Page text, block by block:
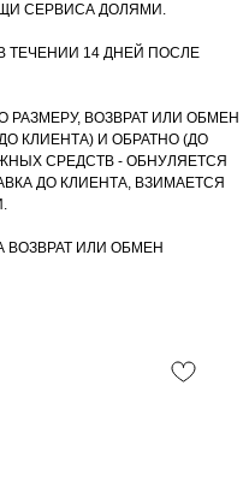
СЕРВИСА ДОЛЯМИ.
ТЕЧЕНИИ 14 ДНЕЙ ПОСЛЕ
РАЗМЕРУ, ВОЗВРАТ ИЛИ ОБМЕН
КЛИЕНТА) И ОБРАТНО (ДО
СРЕДСТВ - ОБНУЛЯЕТСЯ
ДО КЛИЕНТА, ВЗИМАЕТСЯ
ВОЗВРАТ ИЛИ ОБМЕН